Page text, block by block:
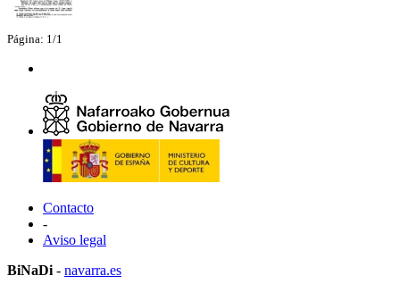
Página: 1/1
Contacto
-
Aviso legal
BiNaDi - navarra.es